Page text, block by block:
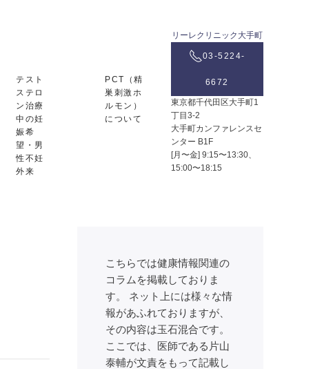
テスト
ステロ
ン治療
中の妊
娠希
望・男
性不妊
外来
PCT（精
巣刺激ホ
ルモン）
について
リーレクリニック大手町
03-5224-
6672
東京都千代田区大手町1
丁目3-2
大手町カンファレンスセ
ンター B1F
[月〜金] 9:15〜13:30、
15:00〜18:15
こちらでは健康情報関連の
コラムを掲載しておりま
す。 ネット上には様々な情
報があふれておりますが、
その内容は玉石混合です。
ここでは、医師である片山
泰輔が文責をもって記載し